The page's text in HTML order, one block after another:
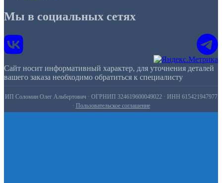
Мы в социальных сетях
Сайт носит информативный характер, для уточнения деталей
вашего заказа необходимо обратиться к специалисту
ИП Соломин Олег Альбертович · ОГРНИП 324619600049022 · ИНН 615421947977
· Пользовательское соглашение